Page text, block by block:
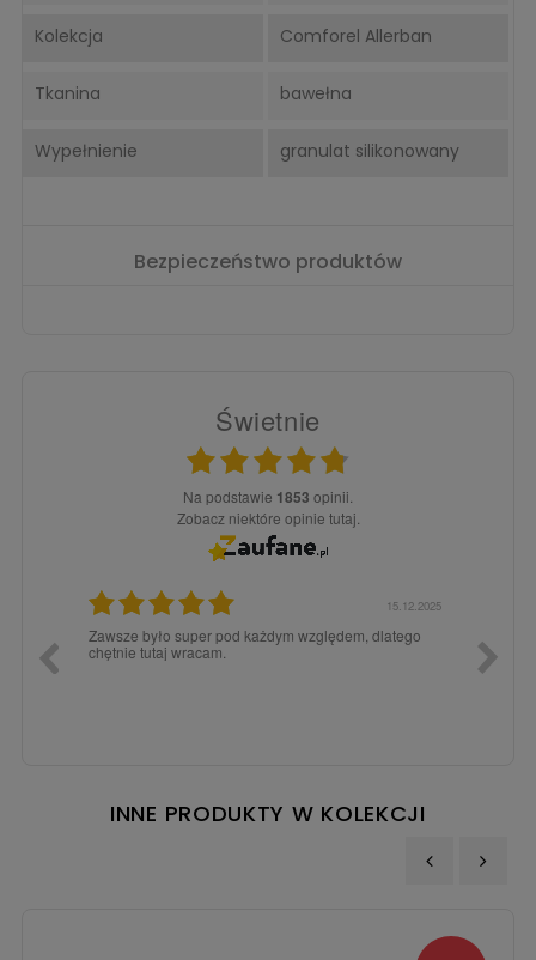
Kolekcja Comforel Allerban
Tkanina bawełna
Wypełnienie granulat silikonowany
Bezpieczeństwo produktów
Świetnie
Na podstawie 1853 opinii.
Zobacz niektóre opinie tutaj.
15.12.2025
Zawsze było super pod każdym względem, dlatego
chętnie tutaj wracam.
INNE PRODUKTY W KOLEKCJI